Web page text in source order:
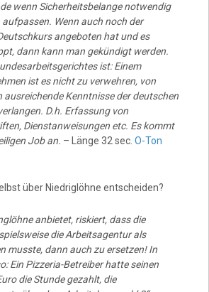
wenn Sicherheitsbelange notwendig
Wenn auch noch der
angeboten hat und es
dann kann man gekündigt werden.
ist: Einem
ist es nicht zu verwehren, von
ausreichende Kenntnisse der deutschen
D.h. Erfassung von
Dienstanweisungen etc. Es kommt
Job an. – Länge 32 sec. O-Ton
über Niedriglöhne entscheiden?
anbietet, riskiert, dass die
die Arbeitsagentur als
musste, dann auch zu ersetzen! In
Ein Pizzeria-Betreiber hatte seinen
die Stunde gezahlt, die